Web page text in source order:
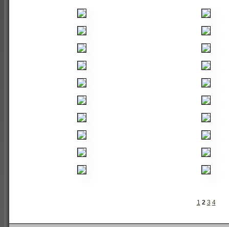
1 2 3 4